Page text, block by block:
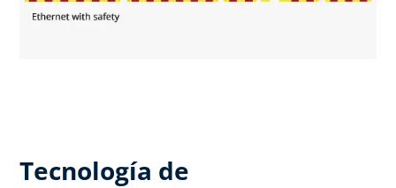
Tecnología de